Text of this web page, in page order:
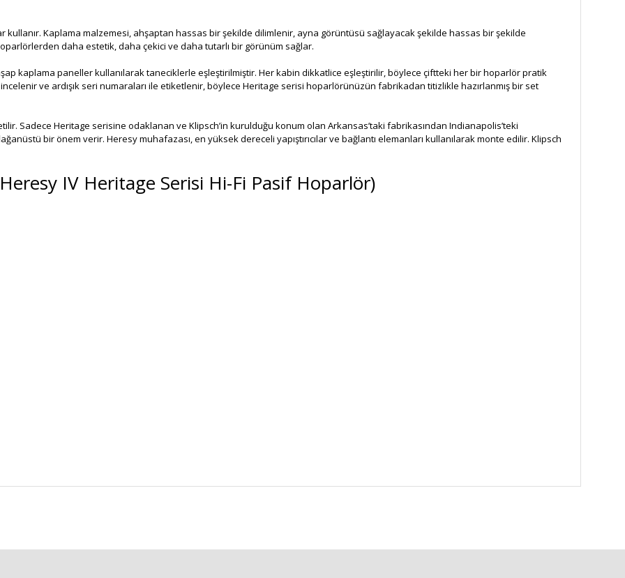
Kaplama malzemesi, ahşaptan hassas bir şekilde dilimlenir, ayna görüntüsü sağlayacak şekilde hassas bir şekilde
daha estetik, daha çekici ve daha tutarlı bir görünüm sağlar.
kaplama paneller kullanılarak taneciklerle eşleştirilmiştir. Her kabin dikkatlice eşleştirilir, böylece çiftteki her bir hoparlör pratik
ve ardışık seri numaraları ile etiketlenir, böylece Heritage serisi hoparlörünüzün fabrikadan titizlikle hazırlanmış bir set
Sadece Heritage serisine odaklanan ve Klipsch’in kurulduğu konum olan Arkansas’taki fabrikasından Indianapolis’teki
bir önem verir. Heresy muhafazası, en yüksek dereceli yapıştırıcılar ve bağlantı elemanları kullanılarak monte edilir. Klipsch
IV Heritage Serisi Hi-Fi Pasif Hoparlör)